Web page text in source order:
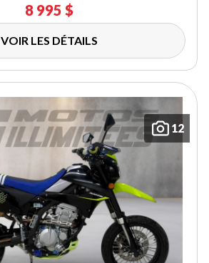
8 995 $
VOIR LES DÉTAILS
12